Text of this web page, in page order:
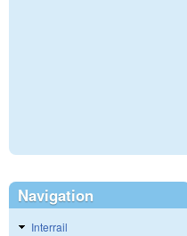
Navigation
Interrail